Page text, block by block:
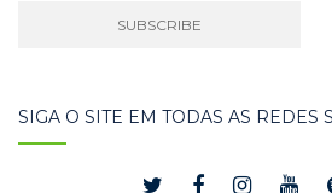
SIGA O SITE EM TODAS AS REDES